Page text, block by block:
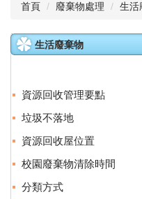
首頁 廢棄物處理 生活
生活廢棄物
資源回收管理要點
垃圾不落地
資源回收屋位置
校園廢棄物清除時間
分類方式